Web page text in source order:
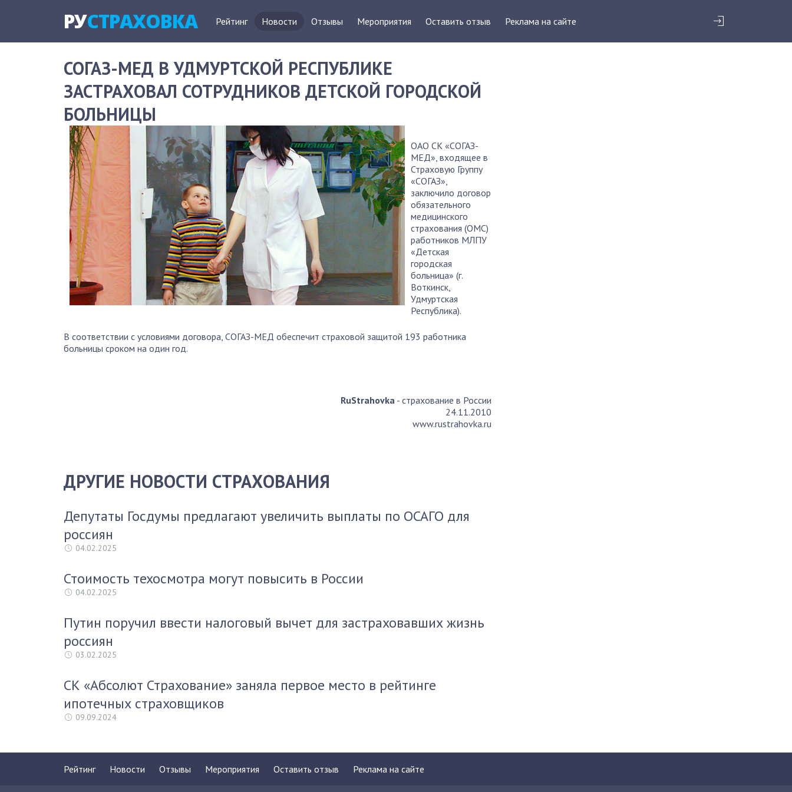
РУСТРАХОВКА Рейтинг Новости Отзывы Мероприятия Оставить отзыв Реклама на сайте
СОГАЗ-МЕД В УДМУРТСКОЙ РЕСПУБЛИКЕ
ЗАСТРАХОВАЛ СОТРУДНИКОВ ДЕТСКОЙ ГОРОДСКОЙ
БОЛЬНИЦЫ
ОАО СК «СОГАЗ-
МЕД», входящее в
Страховую Группу
«СОГАЗ»,
заключило договор
обязательного
медицинского
страхования (ОМС)
работников МЛПУ
«Детская
городская
больница» (г.
Воткинск,
Удмуртская
Республика).
В соответствии с условиями договора, СОГАЗ-МЕД обеспечит страховой защитой 193 работника
больницы сроком на один год.
RuStrahovka- страхование в России
24.11.2010
www.rustrahovka.ru
ДРУГИЕ НОВОСТИ СТРАХОВАНИЯ
Депутаты Госдумы предлагают увеличить выплаты по ОСАГО для
россиян
04.02.2025
Стоимость техосмотра могут повысить в России
04.02.2025
Путин поручил ввести налоговый вычет для застраховавших жизнь
россиян
03.02.2025
СК «Абсолют Страхование» заняла первое место в рейтинге
ипотечных страховщиков
09.09.2024
Рейтинг Новости Отзывы Мероприятия Оставить отзыв Реклама на сайте